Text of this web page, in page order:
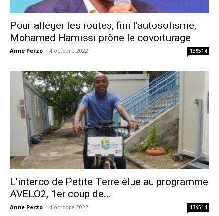
Pour alléger les routes, fini l’autosolisme,
Mohamed Hamissi prône le covoiturage
Anne Perzo - 4 octobre 2022 139514
L’interco de Petite Terre élue au programme
AVELO2, 1er coup de...
Anne Perzo - 4 octobre 2022 139514